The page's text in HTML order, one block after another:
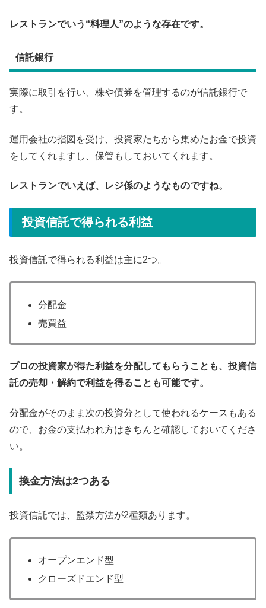
レストランでいう“料理人”のような存在です。
信託銀行
実際に取引を行い、株や債券を管理するのが信託銀行で
す。
運用会社の指図を受け、投資家たちから集めたお金で投資
をしてくれますし、保管もしておいてくれます。
レストランでいえば、レジ係のようなものですね。
投資信託で得られる利益
投資信託で得られる利益は主に2つ。
分配金
売買益
プロの投資家が得た利益を分配してもらうことも、投資信
託の売却・解約で利益を得ることも可能です。
分配金がそのまま次の投資分として使われるケースもある
ので、お金の支払われ方はきちんと確認しておいてくださ
い。
換金方法は2つある
投資信託では、監禁方法が2種類あります。
オープンエンド型
クローズドエンド型